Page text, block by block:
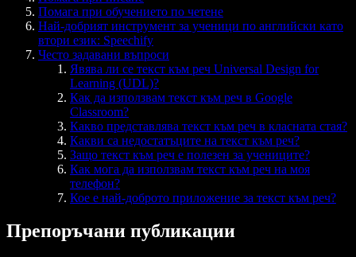
Помага при обучението по четене
Най-добрият инструмент за ученици по английски като
втори език: Speechify
Често задавани въпроси
Явява ли се текст към реч Universal Design for
Learning (UDL)?
Как да използвам текст към реч в Google
Classroom?
Какво представлява текст към реч в класната стая?
Какви са недостатъците на текст към реч?
Защо текст към реч е полезен за учениците?
Как мога да използвам текст към реч на моя
телефон?
Кое е най-доброто приложение за текст към реч?
Препоръчани публикации